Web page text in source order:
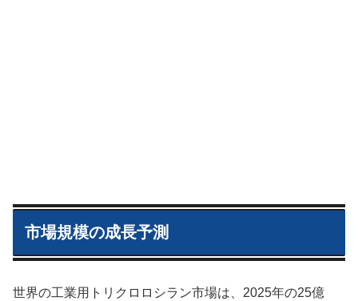
市場規模の成長予測
世界の工業用トリクロロシラン市場は、2025年の25億